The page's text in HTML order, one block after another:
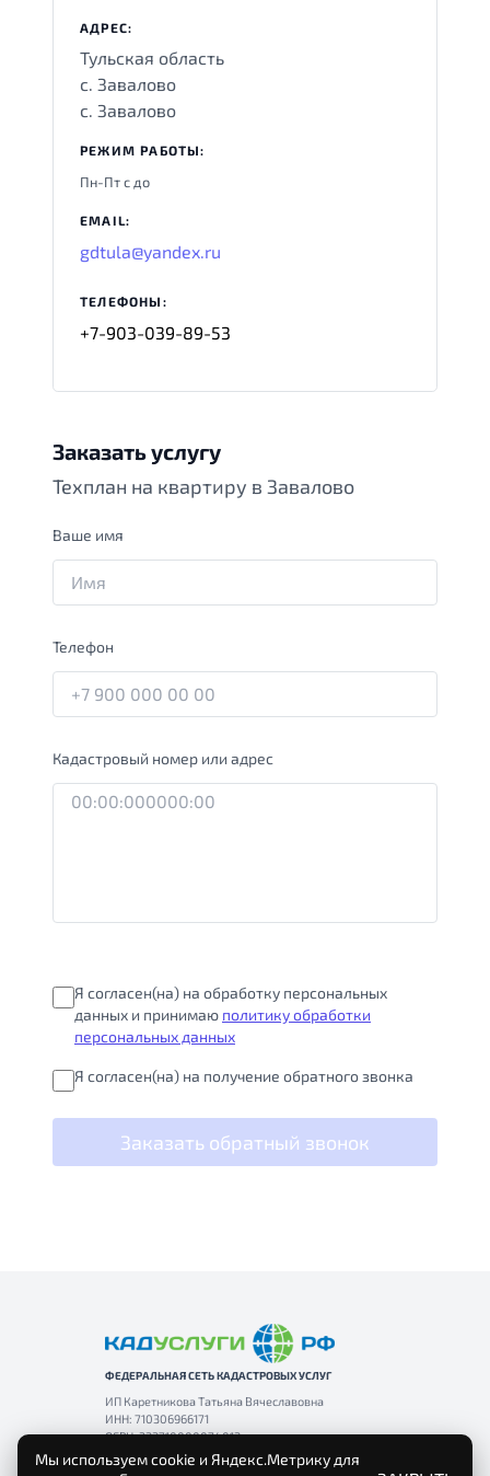
АДРЕС:
Тульская область
с. Завалово
с. Завалово
РЕЖИМ РАБОТЫ:
Пн-Пт с до
EMAIL:
gdtula@yandex.ru
ТЕЛЕФОНЫ:
+7-903-039-89-53
Заказать услугу
Техплан на квартиру в Завалово
Ваше имя
Телефон
Кадастровый номер или адрес
Я согласен(на) на обработку персональных
данных и принимаю политику обработки
персональных данных
Я согласен(на) на получение обратного звонка
Заказать обратный звонок
ФЕДЕРАЛЬНАЯ СЕТЬ КАДАСТРОВЫХ УСЛУГ
ИП Каретникова Татьяна Вячеславовна
ИНН: 710306966171
ОГРН: 322710000074012
Мы используем cookie и Яндекс.Метрику для